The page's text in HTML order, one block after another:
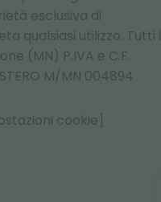
esclusiva di
qualsiasi utilizzo. Tutti i
(MN) P.IVA e C.F.
M/MN 004894
cookie]